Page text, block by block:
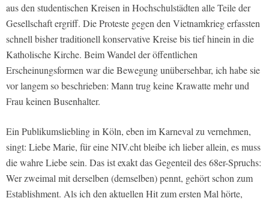
aus den studentischen Kreisen in Hochschulstädten alle Teile der
Gesellschaft ergriff. Die Proteste gegen den Vietnamkrieg erfassten
schnell bisher traditionell konservative Kreise bis tief hinein in die
Katholische Kirche. Beim Wandel der öffentlichen
Erscheinungsformen war die Bewegung unübersehbar, ich habe sie
vor langem so beschrieben: Mann trug keine Krawatte mehr und
Frau keinen Busenhalter.
Ein Publikumsliebling in Köln, eben im Karneval zu vernehmen,
singt: Liebe Marie, für eine NIV.cht bleibe ich lieber allein, es muss
die wahre Liebe sein. Das ist exakt das Gegenteil des 68er-Spruchs:
Wer zweimal mit derselben (demselben) pennt, gehört schon zum
Establishment. Als ich den aktuellen Hit zum ersten Mal hörte,